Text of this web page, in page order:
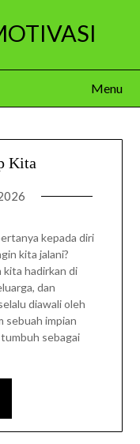
Menu
Kita
kepada diri
kita jalani?
kita hadirkan di
dan
diawali oleh
sebuah impian
sebagai